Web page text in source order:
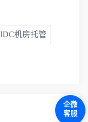
IDC机房托管
企微
客服